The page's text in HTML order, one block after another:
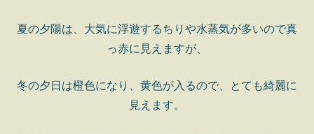
夏の夕陽は、大気に浮遊するちりや水蒸気が多いので真
っ赤に見えますが、
冬の夕日は橙色になり、黄色が入るので、とても綺麗に
見えます。